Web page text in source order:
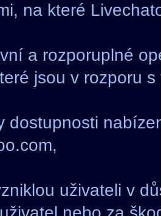
na které
a rozporuplné
jsou v rozporu
dostupnosti
uživateli v